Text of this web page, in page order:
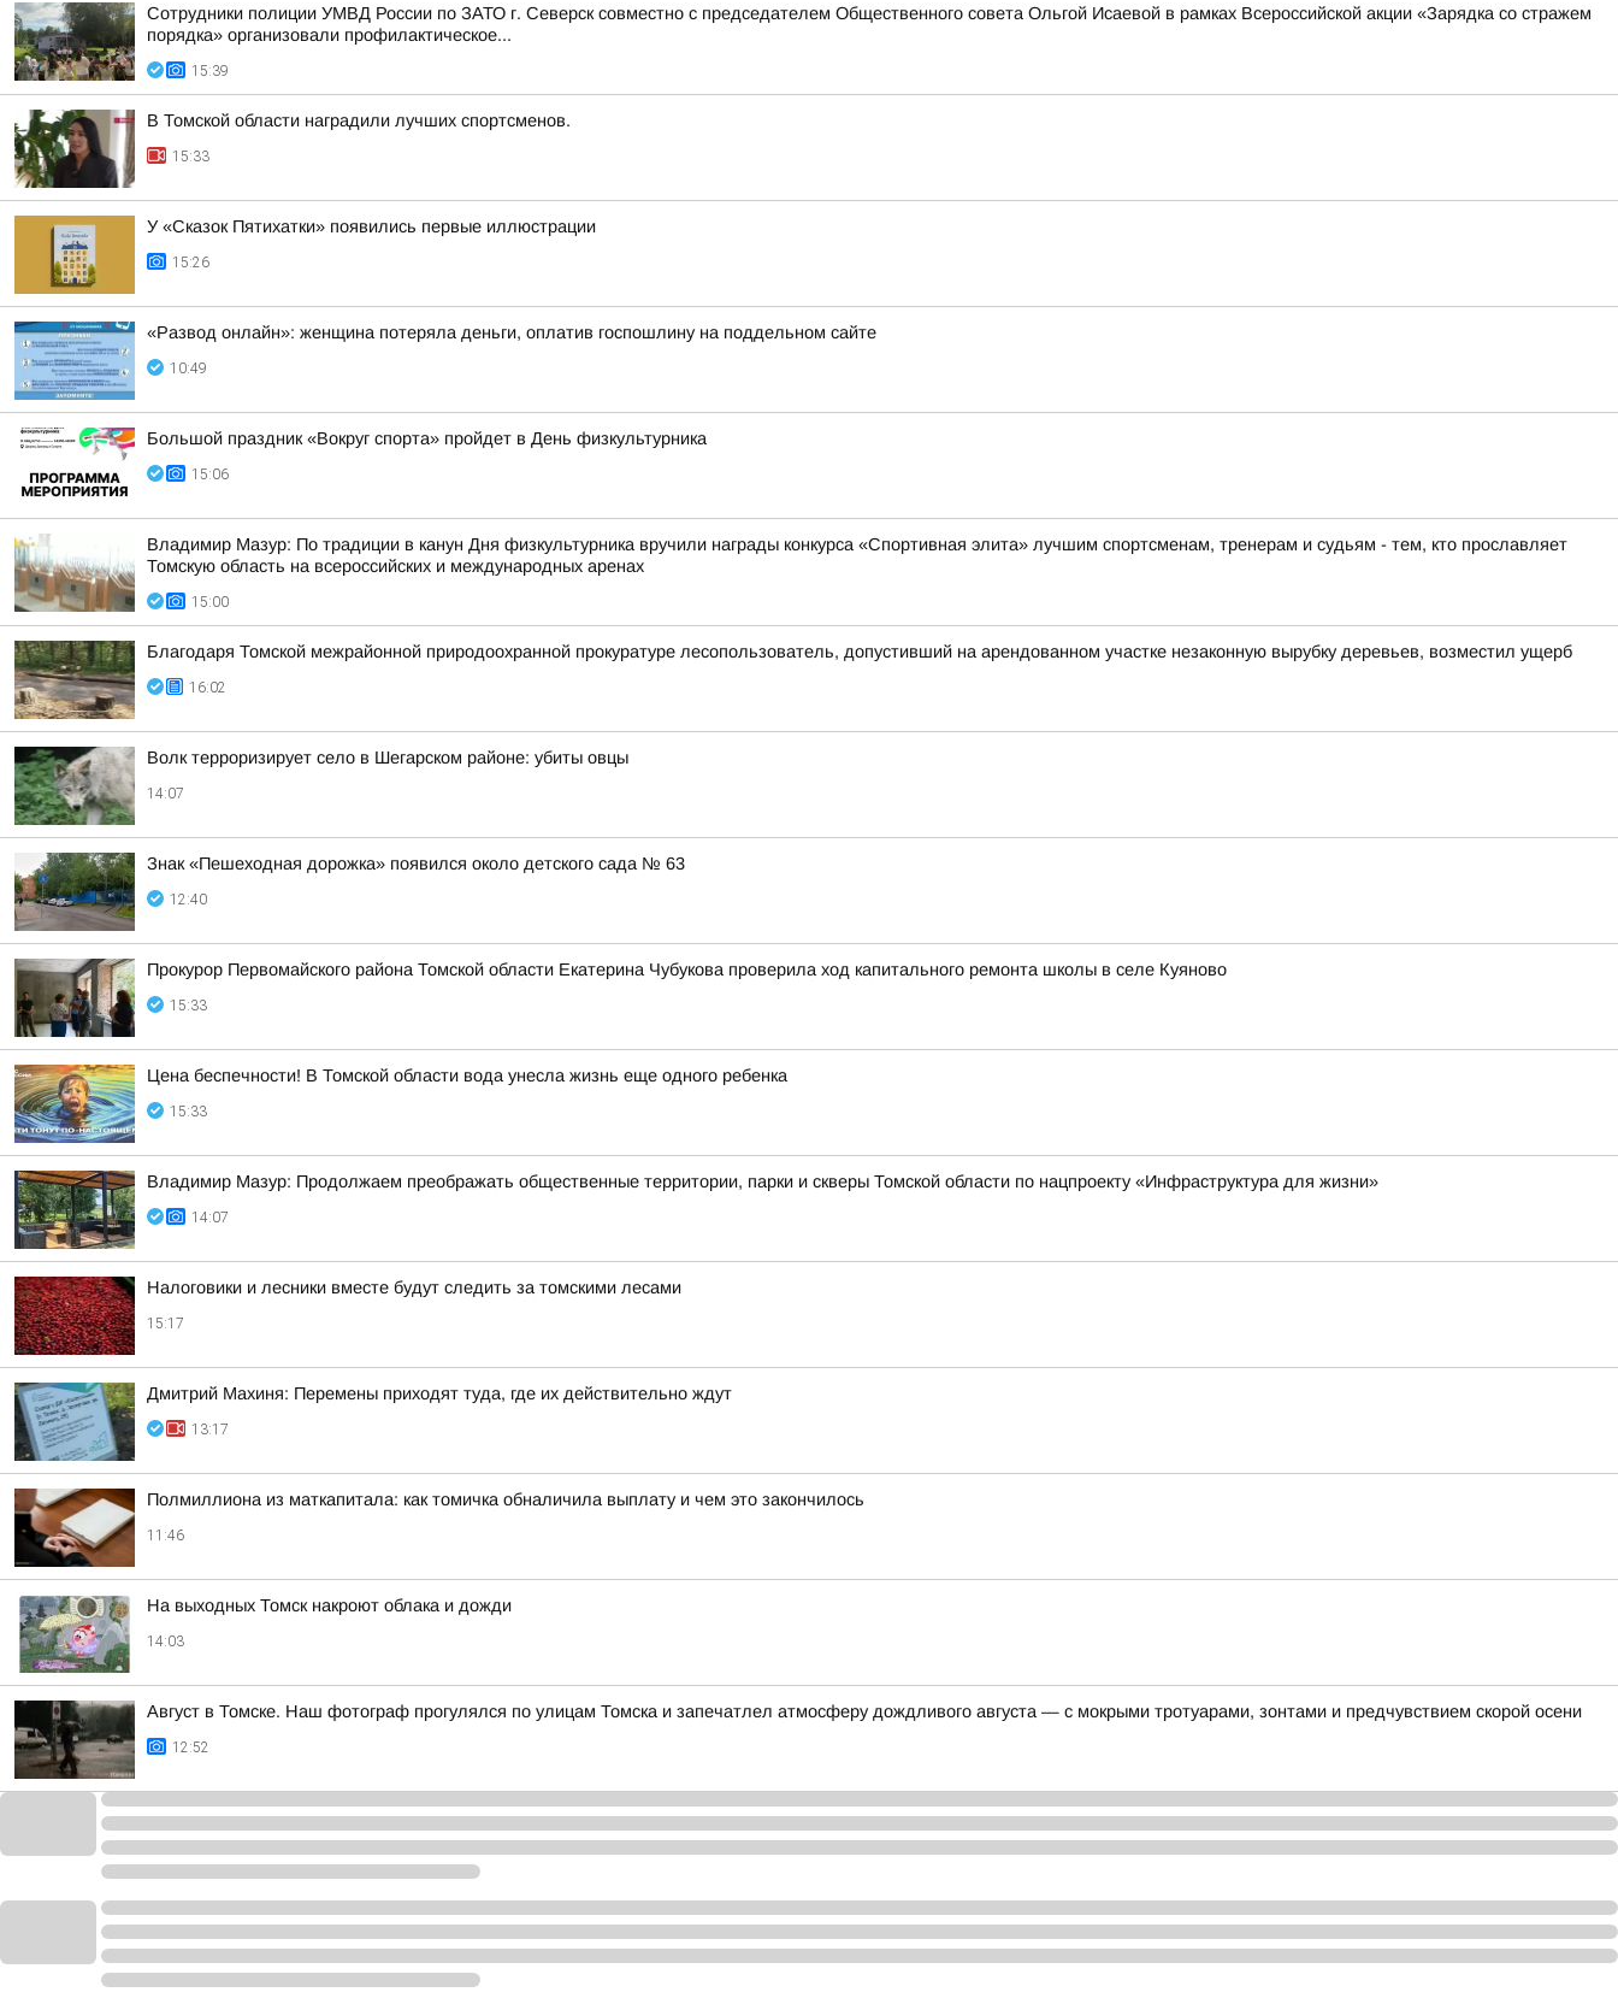
Сотрудники полиции УМВД России по ЗАТО г. Северск совместно с председателем Общественного совета Ольгой Исаевой в рамках Всероссийской акции «Зарядка со стражем
порядка» организовали профилактическое...
15:39
В Томской области наградили лучших спортсменов.
15:33
У «Сказок Пятихатки» появились первые иллюстрации
15:26
«Развод онлайн»: женщина потеряла деньги, оплатив госпошлину на поддельном сайте
10:49
Большой праздник «Вокруг спорта» пройдет в День физкультурника
15:06
Владимир Мазур: По традиции в канун Дня физкультурника вручили награды конкурса «Спортивная элита» лучшим спортсменам, тренерам и судьям - тем, кто прославляет
Томскую область на всероссийских и международных аренах
15:00
Благодаря Томской межрайонной природоохранной прокуратуре лесопользователь, допустивший на арендованном участке незаконную вырубку деревьев, возместил ущерб
16:02
Волк терроризирует село в Шегарском районе: убиты овцы
14:07
Знак «Пешеходная дорожка» появился около детского сада № 63
12:40
Прокурор Первомайского района Томской области Екатерина Чубукова проверила ход капитального ремонта школы в селе Куяново
15:33
Цена беспечности! В Томской области вода унесла жизнь еще одного ребенка
15:33
Владимир Мазур: Продолжаем преображать общественные территории, парки и скверы Томской области по нацпроекту «Инфраструктура для жизни»
14:07
Налоговики и лесники вместе будут следить за томскими лесами
15:17
Дмитрий Махиня: Перемены приходят туда, где их действительно ждут
13:17
Полмиллиона из маткапитала: как томичка обналичила выплату и чем это закончилось
11:46
На выходных Томск накроют облака и дожди
14:03
Август в Томске. Наш фотограф прогулялся по улицам Томска и запечатлел атмосферу дождливого августа — с мокрыми тротуарами, зонтами и предчувствием скорой осени
12:52